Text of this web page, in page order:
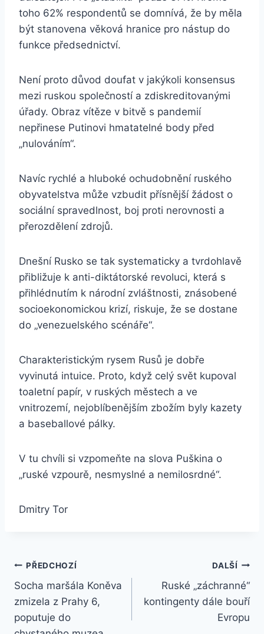
toho 62% respondentů se domnívá, že by měla
být stanovena věková hranice pro nástup do
funkce předsednictví.
Není proto důvod doufat v jakýkoli konsensus
mezi ruskou společností a zdiskreditovanými
úřady. Obraz vítěze v bitvě s pandemií
nepřinese Putinovi hmatatelné body před
„nulováním“.
Navíc rychlé a hluboké ochudobnění ruského
obyvatelstva může vzbudit přísnější žádost o
sociální spravedlnost, boj proti nerovnosti a
přerozdělení zdrojů.
Dnešní Rusko se tak systematicky a tvrdohlavě
přibližuje k anti-diktátorské revoluci, která s
přihlédnutím k národní zvláštnosti, znásobené
socioekonomickou krizí, riskuje, že se dostane
do „venezuelského scénáře“.
Charakteristickým rysem Rusů je dobře
vyvinutá intuice. Proto, když celý svět kupoval
toaletní papír, v ruských městech a ve
vnitrozemí, nejoblíbenějším zbožím byly kazety
a baseballové pálky.
V tu chvíli si vzpomeňte na slova Puškina o
„ruské vzpourě, nesmyslné a nemilosrdné“.
Dmitry Tor
Navigace
pro
příspěvek
PŘEDCHOZÍ
Socha maršála Koněva
zmizela z Prahy 6,
poputuje do
DALŠÍ
Ruské „záchranné“
kontingenty dále bouří
Evropu